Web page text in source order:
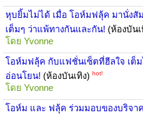
หุบยิ้มไม่ได้ เมื่อ โอห์มฟลุ้ค มานั่งสั
เต็มๆ ว่าแพ้ทางกันและกัน! (ห้องบันเ
โดย Yvonne
โอห์มฟลุ้ค กับแฟชั่นเซ็ตที่ฮีลใจ เต็
อ่อนโยน! (ห้องบันเทิง) hot!
โดย Yvonne
โอห์ม และ ฟลุ้ค ร่วมมอบของบริจา